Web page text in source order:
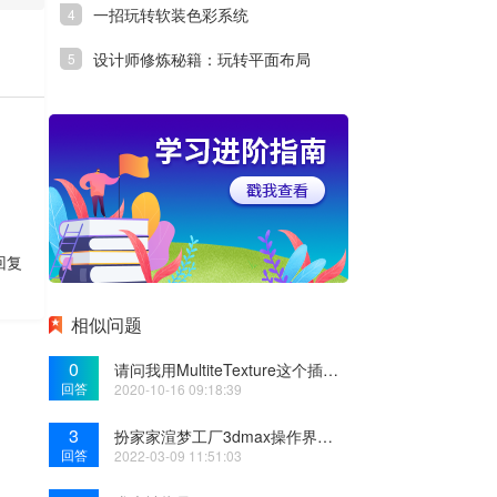
复
一招玩转软装色彩系统
设计师修炼秘籍：玩转平面布局
相似问题
0
回答
请问我用MultiteTexture这个插件贴上木地板纹理显示不出来，渲染一下就成这样了，请问怎么回
2020-10-16 09:18:39
3
回答
扮家家渲梦工厂3dmax操作界面菜单栏透明了，是不是BUG？
2022-03-09 11:51:03